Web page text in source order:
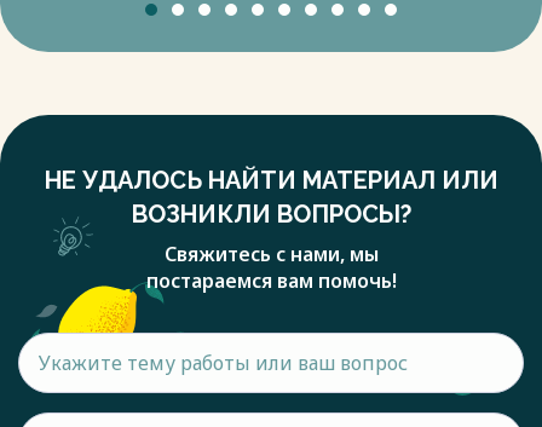
НЕ УДАЛОСЬ НАЙТИ МАТЕРИАЛ ИЛИ
ВОЗНИКЛИ ВОПРОСЫ?
Свяжитесь с нами, мы
постараемся вам помочь!